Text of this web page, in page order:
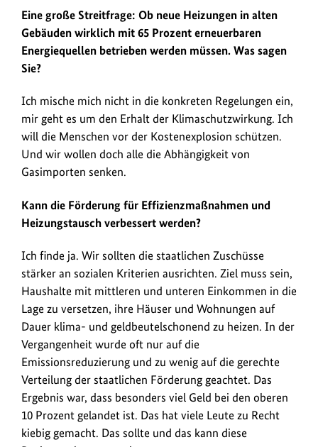
Eine große Streitfrage: Ob neue Heizungen in alten
Gebäuden wirklich mit 65 Prozent erneuerbaren
Energiequellen betrieben werden müssen. Was sagen
Sie?
Ich mische mich nicht in die konkreten Regelungen ein,
mir geht es um den Erhalt der Klimaschutzwirkung. Ich
will die Menschen vor der Kostenexplosion schützen.
Und wir wollen doch alle die Abhängigkeit von
Gasimporten senken.
Kann die Förderung für Effizienzmaßnahmen und
Heizungstausch verbessert werden?
Ich finde ja. Wir sollten die staatlichen Zuschüsse
stärker an sozialen Kriterien ausrichten. Ziel muss sein,
Haushalte mit mittleren und unteren Einkommen in die
Lage zu versetzen, ihre Häuser und Wohnungen auf
Dauer klima- und geldbeutelschonend zu heizen. In der
Vergangenheit wurde oft nur auf die
Emissionsreduzierung und zu wenig auf die gerechte
Verteilung der staatlichen Förderung geachtet. Das
Ergebnis war, dass besonders viel Geld bei den oberen
10 Prozent gelandet ist. Das hat viele Leute zu Recht
kiebig gemacht. Das sollte und das kann diese